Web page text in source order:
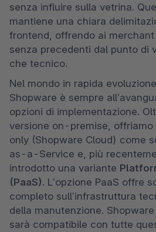
senza influire sulla vetrina.
mantiene una chiara
frontend, offrendo ai
senza precedenti dal punto di
che tecnico.
Nel mondo in rapida
Shopware è sempre
opzioni di implementazione.
versione on-premise,
only (Shopware Cloud) come
as-a-Service e, più
introdotto una variante
(PaaS). L’opzione PaaS offre
completo sull’infrastruttura
della manutenzione.
sarà compatibile con tutte